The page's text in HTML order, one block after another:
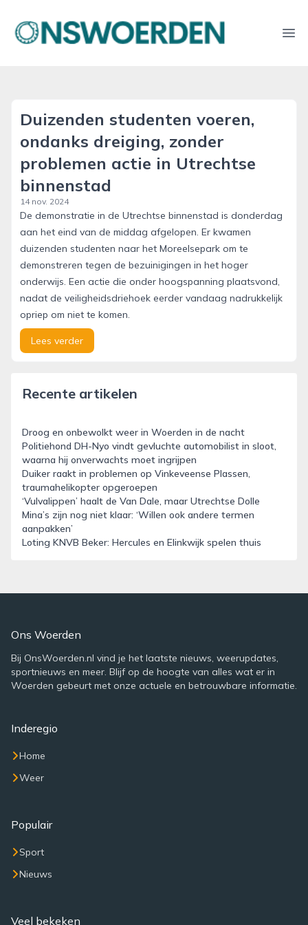
onswoerden.nl
Duizenden studenten voeren,
ondanks dreiging, zonder
problemen actie in Utrechtse
binnenstad
14 nov. 2024
De demonstratie in de Utrechtse binnenstad is donderdag
aan het eind van de middag afgelopen. Er kwamen
duizenden studenten naar het Moreelsepark om te
demonstreren tegen de bezuinigingen in het hoger
onderwijs. Een actie die onder hoogspanning plaatsvond,
nadat de veiligheidsdriehoek eerder vandaag nadrukkelijk
opriep om niet te komen.
Lees verder
Recente artikelen
Droog en onbewolkt weer in Woerden in de nacht
Politiehond DH-Nyo vindt gevluchte automobilist in sloot,
waarna hij onverwachts moet ingrijpen
Duiker raakt in problemen op Vinkeveense Plassen,
traumahelikopter opgeroepen
‘Vulvalippen’ haalt de Van Dale, maar Utrechtse Dolle
Mina’s zijn nog niet klaar: ‘Willen ook andere termen
aanpakken’
Loting KNVB Beker: Hercules en Elinkwijk spelen thuis
Ons Woerden
Bij OnsWoerden.nl vind je het laatste nieuws, weerupdates,
sportnieuws en meer. Blijf op de hoogte van alles wat er in
Woerden gebeurt met onze actuele en betrouwbare informatie.
Inderegio
Home
Weer
Populair
Sport
Nieuws
Veel bekeken